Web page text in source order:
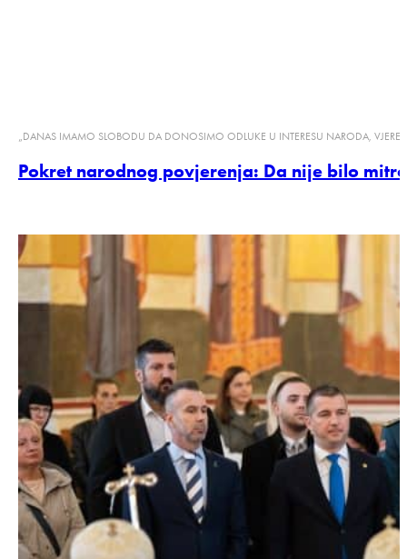
„DANAS IMAMO SLOBODU DA DONOSIMO ODLUKE U INTERESU NARODA, VJERE I
Pokret narodnog povjerenja: Da nije bilo